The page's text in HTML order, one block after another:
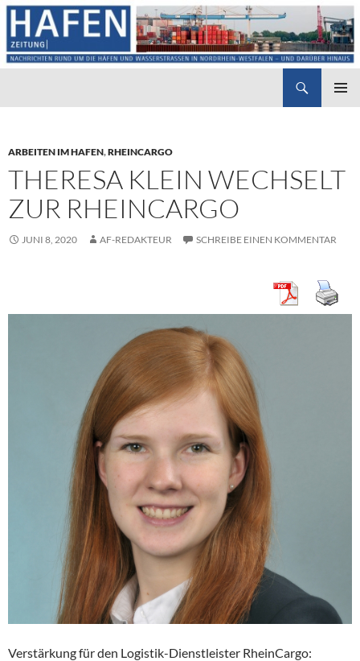
ARBEITEN IM HAFEN,RHEINCARGO
THERESA KLEIN WECHSELT
ZUR RHEINCARGO
JUNI 8, 2020 AF-REDAKTEUR SCHREIBE EINEN KOMMENTAR
Verstärkung für den Logistik-Dienstleister RheinCargo: